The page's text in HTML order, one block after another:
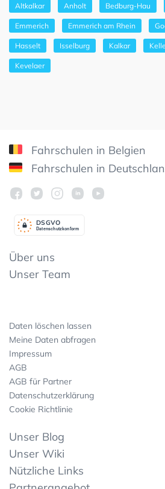
Altkalkar Anholt Bedburg-Hau
Emmerich Emmerich am Rhein
Hasselt Isselburg Kalkar
Kevelaer
Fahrschulen in Belgien
Fahrschulen in
Datenschutzkonform
DSGVO
Über uns
Unser Team
Daten löschen lassen
Meine Daten abfragen
Impressum
AGB
AGB für Partner
Datenschutzerklärung
Cookie Richtlinie
Unser Blog
Unser Wiki
Nützliche Links